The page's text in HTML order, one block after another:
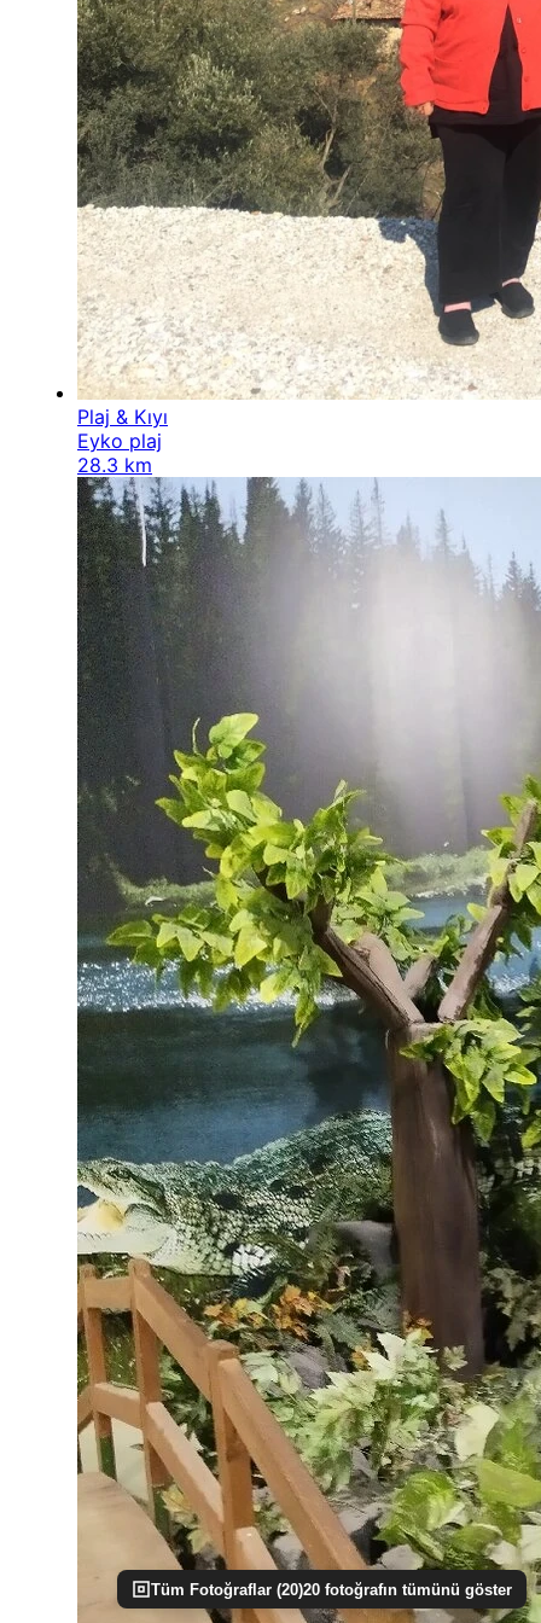
Tüm Fotoğraflar (20)20 fotoğrafın tümünü göster
Plaj & Kıyı
Eyko plaj
28.3 km